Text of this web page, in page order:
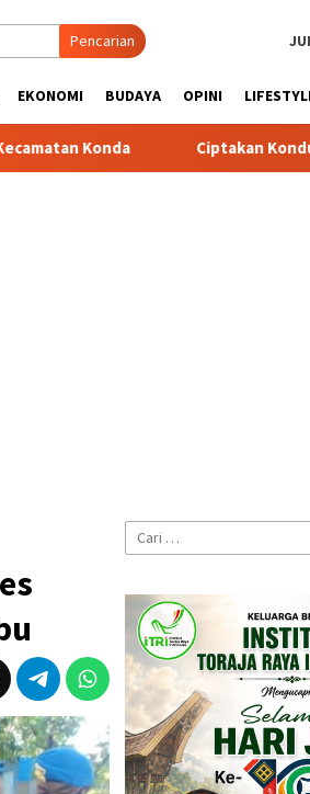
Pencarian
EKONOMI BUDAYA OPINI
Kondusifitas Wilayah, Sat
Cari
untuk: